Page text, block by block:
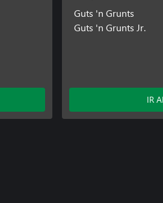
Guts 'n Grunts
Guts 'n Grunts Jr.
IR